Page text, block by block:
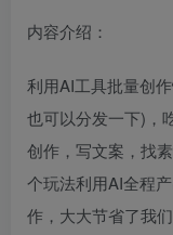
内容介绍：
利用AI工具批量创
也可以分发一下)，
创作，写文案，找
个玩法利用AI全程
作，大大节省了我